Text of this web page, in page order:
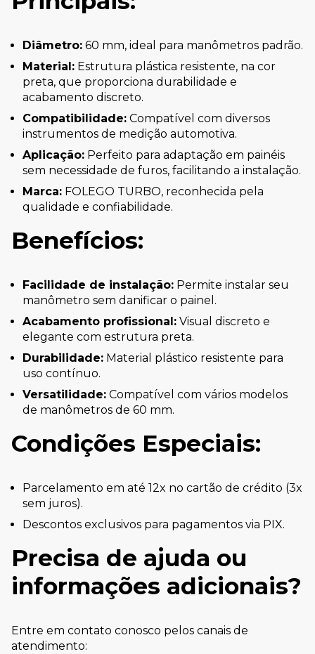
Diâmetro: 60 mm, ideal para manômetros padrão.
Material: Estrutura plástica resistente, na cor
preta, que proporciona durabilidade e
acabamento discreto.
Compatibilidade: Compatível com diversos
instrumentos de medição automotiva.
Aplicação: Perfeito para adaptação em painéis
sem necessidade de furos, facilitando a instalação.
Marca: FOLEGO TURBO, reconhecida pela
qualidade e confiabilidade.
Benefícios:
Facilidade de instalação: Permite instalar seu
manômetro sem danificar o painel.
Acabamento profissional: Visual discreto e
elegante com estrutura preta.
Durabilidade: Material plástico resistente para
uso contínuo.
Versatilidade: Compatível com vários modelos
de manômetros de 60 mm.
Condições Especiais:
Parcelamento em até 12x no cartão de crédito (3x
sem juros).
Descontos exclusivos para pagamentos via PIX.
Precisa de ajuda ou
informações adicionais?
Entre em contato conosco pelos canais de
atendimento: